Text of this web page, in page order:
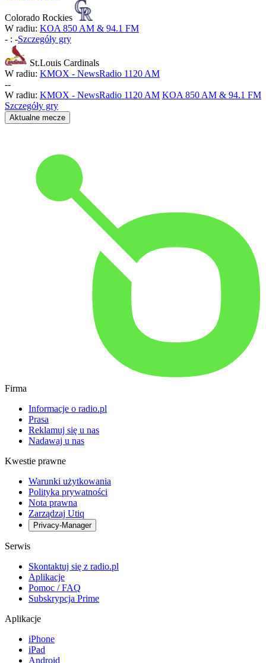
Colorado Rockies
W radiu: KOA 850 AM & 94.1 FM
- : -Szczegóły gry
St.Louis Cardinals
W radiu: KMOX - NewsRadio 1120 AM
--
W radiu: KMOX - NewsRadio 1120 AM KOA 850 AM & 94.1 FM
Szczegóły gry
Aktualne mecze
Firma
Informacje o radio.pl
Prasa
Reklamuj się u nas
Nadawaj u nas
Kwestie prawne
Warunki użytkowania
Polityka prywatności
Nota prawna
Zarządzaj Utiq
Privacy-Manager
Serwis
Skontaktuj się z radio.pl
Aplikacje
Pomoc / FAQ
Subskrypcja Prime
Aplikacje
iPhone
iPad
Android